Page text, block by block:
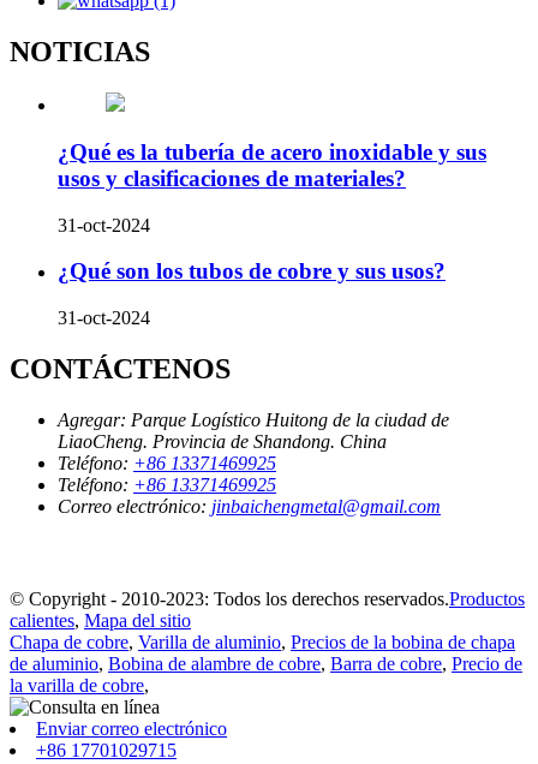
NOTICIAS
¿Qué es la tubería de acero inoxidable y sus
usos y clasificaciones de materiales?
31-oct-2024
¿Qué son los tubos de cobre y sus usos?
31-oct-2024
CONTÁCTENOS
Agregar: Parque Logístico Huitong de la ciudad de
LiaoCheng. Provincia de Shandong. China
Teléfono: +86 13371469925
Teléfono: +86 13371469925
Correo electrónico: jinbaichengmetal@gmail.com
© Copyright - 2010-2023: Todos los derechos reservados.Productos
calientes, Mapa del sitio
Chapa de cobre, Varilla de aluminio, Precios de la bobina de chapa
de aluminio, Bobina de alambre de cobre, Barra de cobre, Precio de
la varilla de cobre,
Enviar correo electrónico
+86 17701029715